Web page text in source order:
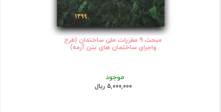
مبحث 9 مقررات ملی ساختمان (طرح
واجرای ساختمان های بتن آرمه)
موجود
5,000,000 ریال